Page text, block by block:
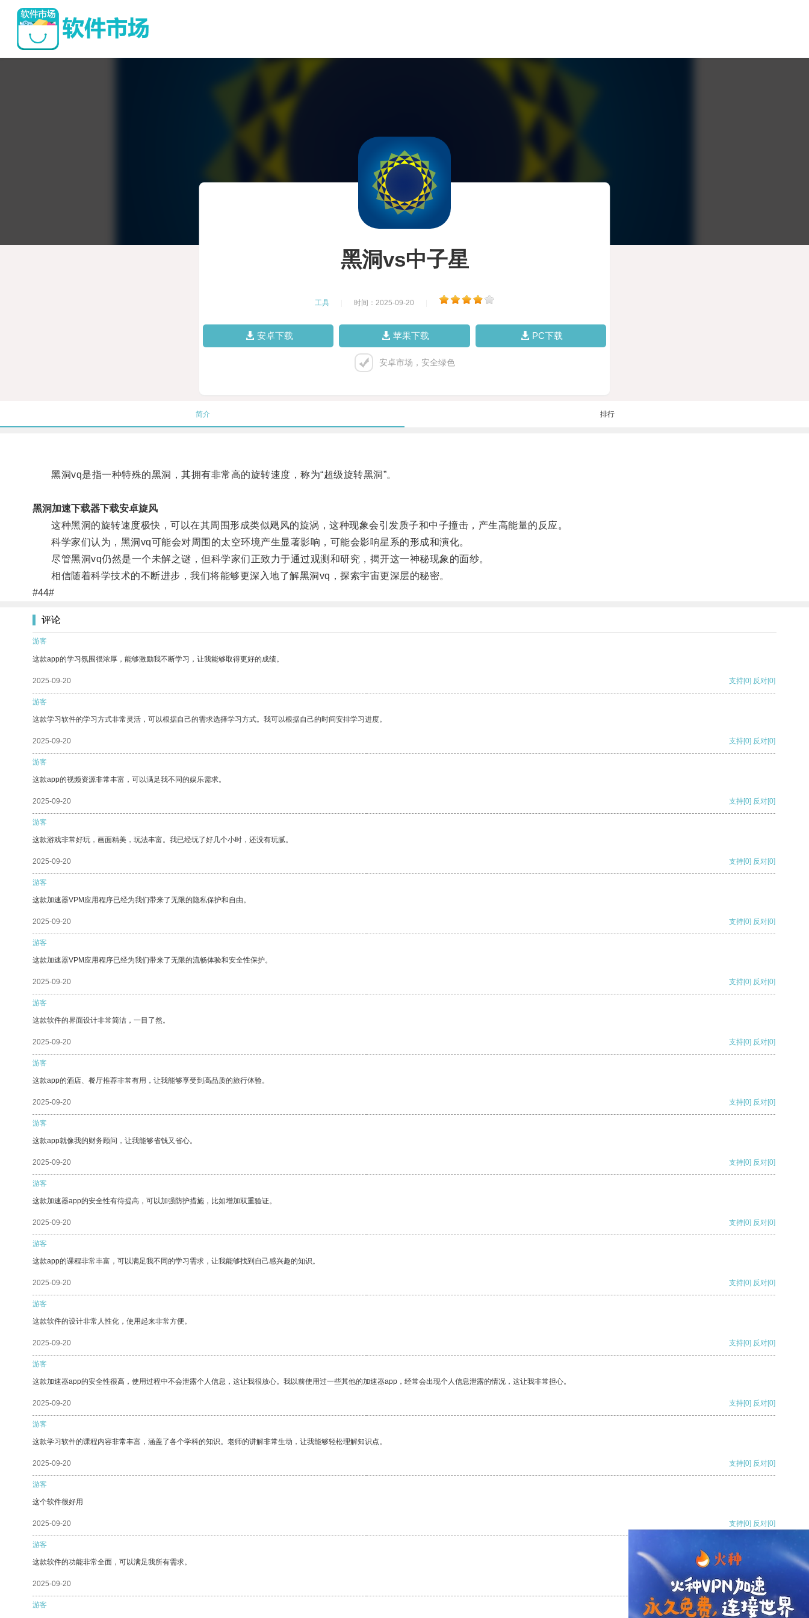
黑洞vs中子星
工具 时间：2025-09-20
安卓下载 苹果下载 PC下载
安卓市场，安全绿色
简介 排行
黑洞vq是指一种特殊的黑洞，其拥有非常高的旋转速度，称为“超级旋转黑洞”。
黑洞加速下载器下载安卓旋风
这种黑洞的旋转速度极快，可以在其周围形成类似飓风的旋涡，这种现象会引发质子和中子撞击，产生高能量的反应。
科学家们认为，黑洞vq可能会对周围的太空环境产生显著影响，可能会影响星系的形成和演化。
尽管黑洞vq仍然是一个未解之谜，但科学家们正致力于通过观测和研究，揭开这一神秘现象的面纱。
相信随着科学技术的不断进步，我们将能够更深入地了解黑洞vq，探索宇宙更深层的秘密。
#44#
评论
游客
这款app的学习氛围很浓厚，能够激励我不断学习，让我能够取得更好的成绩。
2025-09-20 支持[0] 反对[0]
游客
这款学习软件的学习方式非常灵活，可以根据自己的需求选择学习方式。我可以根据自己的时间安排学习进度。
2025-09-20 支持[0] 反对[0]
游客
这款app的视频资源非常丰富，可以满足我不同的娱乐需求。
2025-09-20 支持[0] 反对[0]
游客
这款游戏非常好玩，画面精美，玩法丰富。我已经玩了好几个小时，还没有玩腻。
2025-09-20 支持[0] 反对[0]
游客
这款加速器VPM应用程序已经为我们带来了无限的隐私保护和自由。
2025-09-20 支持[0] 反对[0]
游客
这款加速器VPM应用程序已经为我们带来了无限的流畅体验和安全性保护。
2025-09-20 支持[0] 反对[0]
游客
这款软件的界面设计非常简洁，一目了然。
2025-09-20 支持[0] 反对[0]
游客
这款app的酒店、餐厅推荐非常有用，让我能够享受到高品质的旅行体验。
2025-09-20 支持[0] 反对[0]
游客
这款app就像我的财务顾问，让我能够省钱又省心。
2025-09-20 支持[0] 反对[0]
游客
这款加速器app的安全性有待提高，可以加强防护措施，比如增加双重验证。
2025-09-20 支持[0] 反对[0]
游客
这款app的课程非常丰富，可以满足我不同的学习需求，让我能够找到自己感兴趣的知识。
2025-09-20 支持[0] 反对[0]
游客
这款软件的设计非常人性化，使用起来非常方便。
2025-09-20 支持[0] 反对[0]
游客
这款加速器app的安全性很高，使用过程中不会泄露个人信息，这让我很放心。我以前使用过一些其他的加速器app，经常会出现个人信息泄露的情况，这让我非常担心。
2025-09-20 支持[0] 反对[0]
游客
这款学习软件的课程内容非常丰富，涵盖了各个学科的知识。老师的讲解非常生动，让我能够轻松理解知识点。
2025-09-20 支持[0] 反对[0]
游客
这个软件很好用
2025-09-20 支持[0] 反对[0]
游客
这款软件的功能非常全面，可以满足我所有需求。
2025-09-20 支持[0] 反对
游客